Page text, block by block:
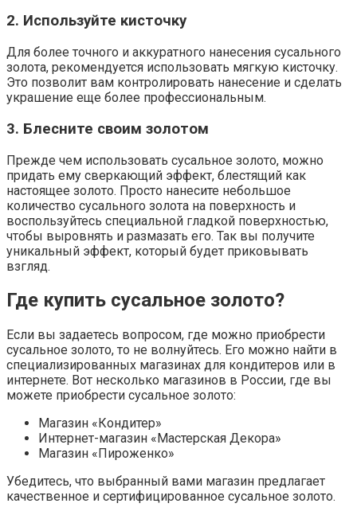
2. Используйте кисточку
Для более точного и аккуратного нанесения сусального
золота, рекомендуется использовать мягкую кисточку.
Это позволит вам контролировать нанесение и сделать
украшение еще более профессиональным.
3. Блесните своим золотом
Прежде чем использовать сусальное золото, можно
придать ему сверкающий эффект, блестящий как
настоящее золото. Просто нанесите небольшое
количество сусального золота на поверхность и
воспользуйтесь специальной гладкой поверхностью,
чтобы выровнять и размазать его. Так вы получите
уникальный эффект, который будет приковывать
взгляд.
Где купить сусальное золото?
Если вы задаетесь вопросом, где можно приобрести
сусальное золото, то не волнуйтесь. Его можно найти в
специализированных магазинах для кондитеров или в
интернете. Вот несколько магазинов в России, где вы
можете приобрести сусальное золото:
Магазин «Кондитер»
Интернет-магазин «Мастерская Декора»
Магазин «Пироженко»
Убедитесь, что выбранный вами магазин предлагает
качественное и сертифицированное сусальное золото.